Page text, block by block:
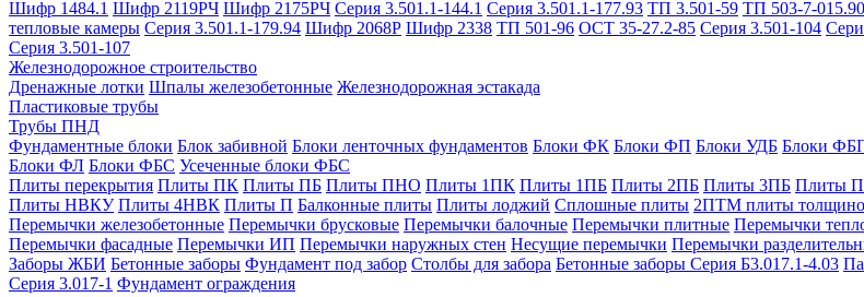
Шифр 1484.1 Шифр 2119РЧ Шифр 2175РЧ Серия 3.501.1-144.1 Серия 3.501.1-177.93 ТП 3.501-59 ТП 503-7-015.90
тепловые камеры Серия 3.501.1-179.94 Шифр 2068Р Шифр 2338 ТП 501-96 ОСТ 35-27.2-85 Серия 3.501-104
Серия 3.501-107
Железнодорожное строительство
Дренажные лотки Шпалы железобетонные Железнодорожная эстакада
Пластиковые трубы
Трубы ПНД
Фундаментные блоки Блок забивной Блоки ленточных фундаментов Блоки ФК Блоки ФП Блоки УДБ Блоки
Блоки ФЛ Блоки ФБС Усеченные блоки ФБС
Плиты перекрытия Плиты ПК Плиты ПБ Плиты ПНО Плиты 1ПК Плиты 1ПБ Плиты 2ПБ Плиты 3ПБ Плиты
Плиты НВКУ Плиты 4НВК Плиты П Балконные плиты Плиты лоджий Сплошные плиты 2ПТМ плиты
Перемычки железобетонные Перемычки брусковые Перемычки балочные Перемычки плитные Перемычки
Перемычки фасадные Перемычки ИП Перемычки наружных стен Несущие перемычки Перемычки
Заборы ЖБИ Бетонные заборы Фундамент под забор Столбы для забора Бетонные заборы Серия Б3.017.1-4.03
Серия 3.017-1 Фундамент ограждения